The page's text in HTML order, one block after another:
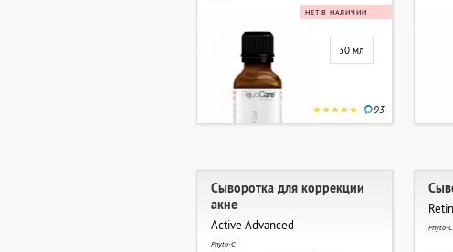
НЕТ В НАЛИЧИИ
30 мл
93
Сыворотка для коррекции
акне
Active Advanced
Phyto-C
Phyto-C